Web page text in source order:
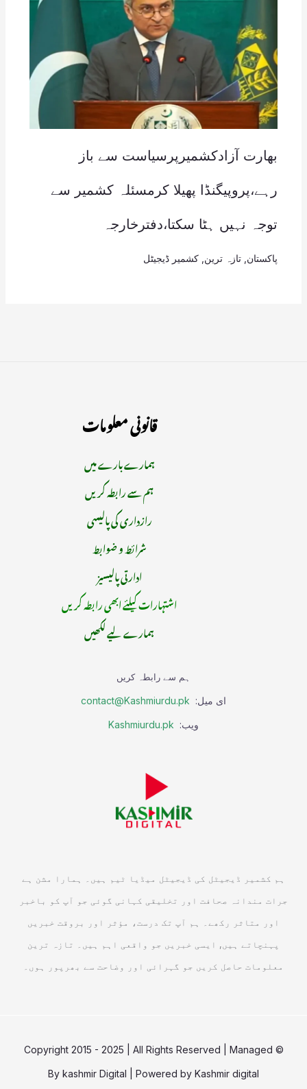
بھارت آزادکشمیرپرسیاست سے باز
رہے،پروپیگنڈا پھیلا کرمسئلہ کشمیر سے
توجہ نہیں ہٹا سکتا،دفترخارجہ
پاکستان تازہ ترین کشمیر ڈیجیٹل
قانونی معلومات
ہمارے بارے میں
ہم سے رابطہ کریں
رازداری کی پالیسی
شرائط و ضوابط
ادارتی پالیسیز
اشتہارات کیلئے ابھی رابطہ کریں
ہمارے لیے لکھیں
ہم سے رابطہ کریں
ای میل: contact@Kashmiurdu.pk
ویب: Kashmiurdu.pk
ہم کشمیر ڈیجیٹل کی ڈیجیٹل میڈیا ٹیم ہیں۔ ہمارا مشن ہے
جرات مندانہ صحافت اور تخلیقی کہانی گوئی جو آپ کو باخبر
اور متاثر رکھے۔ ہم آپ تک درست، مؤثر اور بروقت خبریں
پہنچاتے ہیں, ایسی خبریں جو واقعی اہم ہیں۔ تازہ ترین
معلومات حاصل کریں جو گہرائی اور وضاحت سے بھرپور ہوں۔
© Copyright 2015 - 2025 | All Rights Reserved | Managed
By kashmir Digital | Powered by Kashmir digital